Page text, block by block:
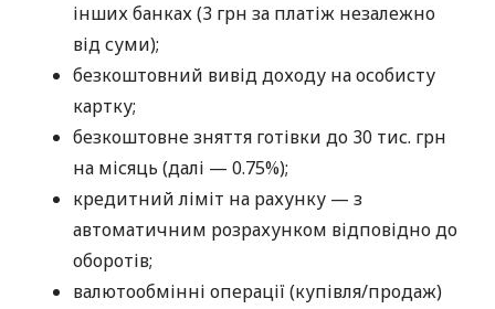
інших банках (3 грн за платіж незалежно
від суми);
безкоштовний вивід доходу на особисту
картку;
безкоштовне зняття готівки до 30 тис. грн
на місяць (далі — 0.75%);
кредитний ліміт на рахунку — з
автоматичним розрахунком відповідно до
оборотів;
валютообмінні операції (купівля/продаж)